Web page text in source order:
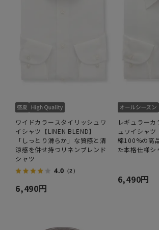
ワイドカラースタイリッシュワ
イシャツ【LINEN BLEND】
「しっとり滑らか」な質感と清
涼感を併せ持つリネンブレンド
シャツ
4.0 （2）
6,490円
レギュラー
ュワイシャツ
綿100%の高
た本格仕様シ
6,490円